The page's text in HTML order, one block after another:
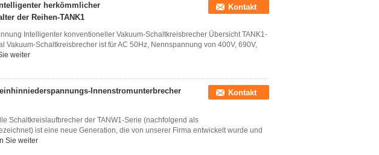
herkömmlicher
der Reihen-TANK1
Kontakt
Intelligenter konventioneller Vakuum-Schaltkreisbrecher Übersicht TANK1-
Vakuum-Schaltkreisbrecher ist für AC 50Hz, Nennspannung von 400V, 690V,
weiter
Innenstromunterbrecher
Kontakt
Schaltkreislaufbrecher der TANW1-Serie (nachfolgend als
ist eine neue Generation, die von unserer Firma entwickelt wurde und
Sie weiter